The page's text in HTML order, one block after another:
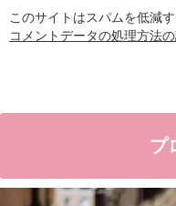
このサイトはスパムを低減
コメントデータの処理方法
プ